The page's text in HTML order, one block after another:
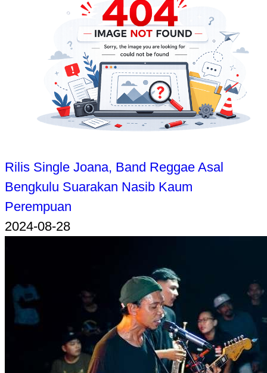
Rilis Single Joana, Band Reggae Asal
Bengkulu Suarakan Nasib Kaum
Perempuan
2024-08-28